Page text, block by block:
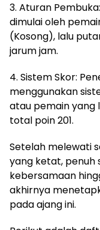
3. Aturan
dimulai oleh
(Kosong), lalu
jarum jam.
4. Sistem Skor:
menggunakan
atau pemain yang
total poin 201.
Setelah melewati
yang ketat, penuh
kebersamaan
akhirnya
pada ajang ini.